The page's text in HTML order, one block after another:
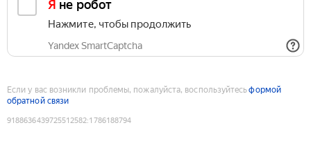
Я не робот
Нажмите, чтобы продолжить
Yandex SmartCaptcha
Если у вас возникли проблемы, пожалуйста, воспользуйтесьформой
обратной связи
9188636439725512582:1786188794